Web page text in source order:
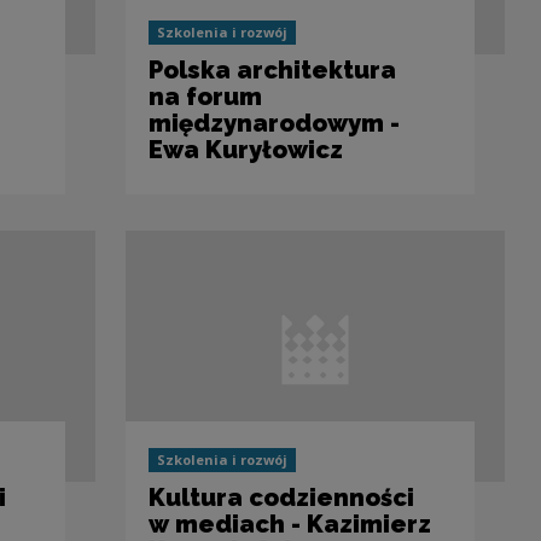
Szkolenia i rozwój
Polska architektura
na forum
międzynarodowym -
Ewa Kuryłowicz
Szkolenia i rozwój
Kultura codzienności
w mediach - Kazimierz